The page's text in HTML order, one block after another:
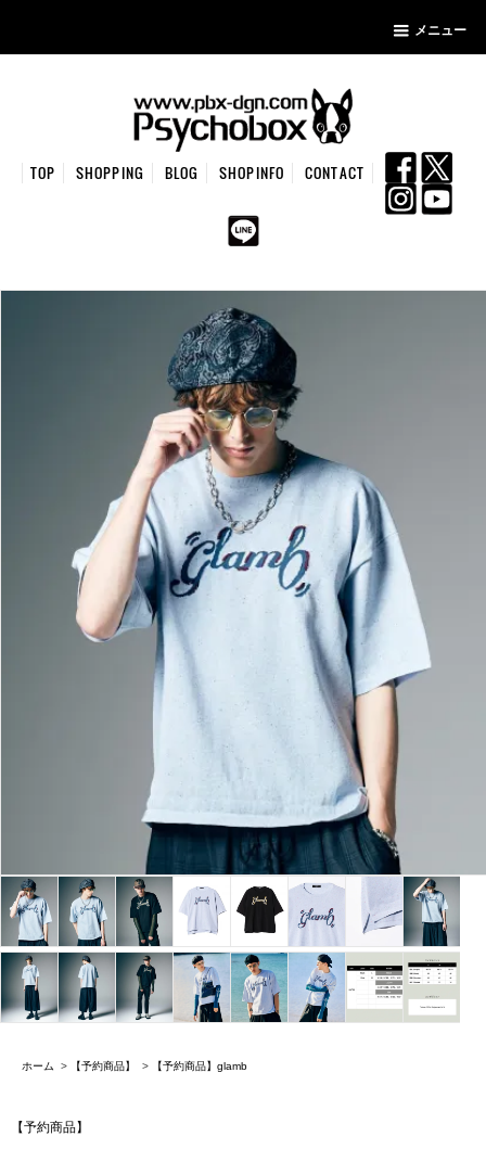
メニュー
TOP SHOPPING BLOG SHOPINFO CONTACT
ホーム > 【予約商品】 > 【予約商品】glamb
【予約商品】